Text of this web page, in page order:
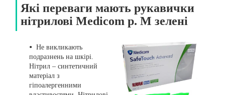
Які переваги мають рукавички
нітрилові Medicom р. М зелені
Не викликають
подразнень на шкірі.
Нітрил – синтетичний
матеріал з
гіпоалергенними